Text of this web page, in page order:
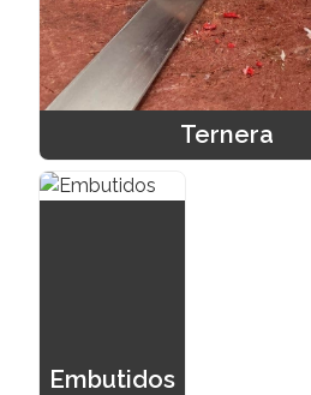
Ternera
Embutidos